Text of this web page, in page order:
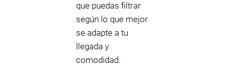
que puedas filtrar
según lo que mejor
se adapte a tu
llegada y
comodidad.